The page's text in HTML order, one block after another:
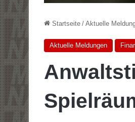
Startseite / Aktuelle
Aktuelle Meldungen